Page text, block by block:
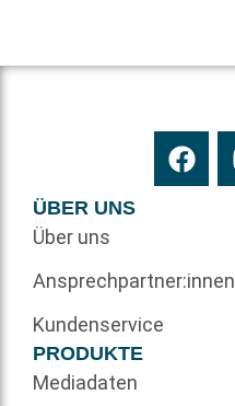
ÜBER UNS
Über uns
Ansprechpartner:innen
Kundenservice
PRODUKTE
Mediadaten